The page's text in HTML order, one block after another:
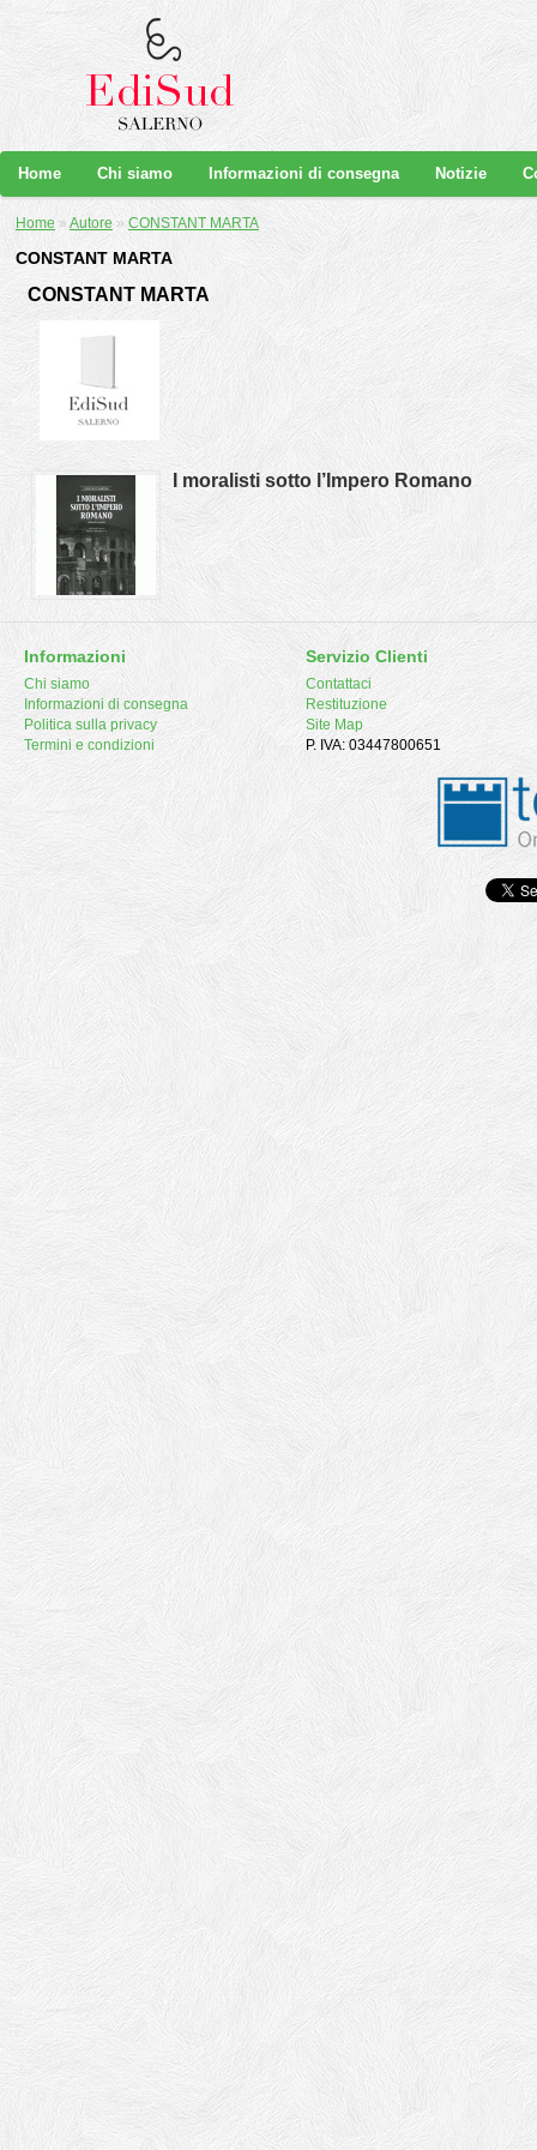
Home Chi siamo Informazioni di consegna Notizie
Home » Autore » CONSTANT MARTA
CONSTANT MARTA
CONSTANT MARTA
I moralisti sotto l’Impero Romano
Informazioni
Chi siamo
Informazioni di consegna
Politica sulla privacy
Termini e condizioni
Servizio Clienti
Contattaci
Restituzione
Site Map
P. IVA: 03447800651